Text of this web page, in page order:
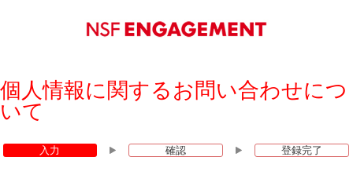
個人情報に関するお問い合わせにつ
いて
入力 確認 登録完了